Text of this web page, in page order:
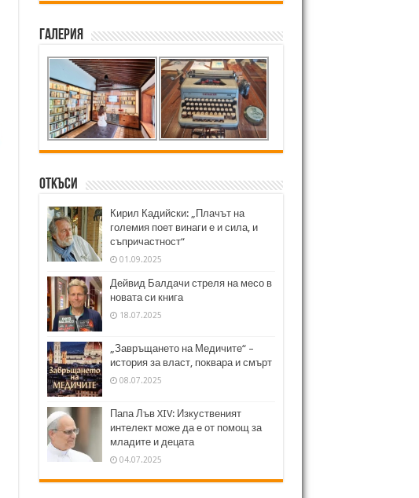
Галерия
Откъси
Кирил Кадийски: „Плачът на
големия поет винаги е и сила, и
съпричастност“
01.09.2025
Дейвид Балдачи стреля на месо в
новата си книга
18.07.2025
„Завръщането на Медичите“ –
история за власт, поквара и смърт
08.07.2025
Папа Лъв XIV: Изкуственият
интелект може да е от помощ за
младите и децата
04.07.2025